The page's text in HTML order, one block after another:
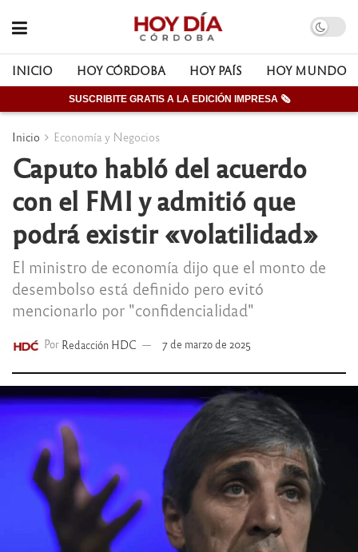
INICIO HOY CÓRDOBA HOY PAÍS HOY MUNDO
SUSCRIBITE GRATIS A LA EDICIÓN IMPRESA 🗞
Inicio Economía y Negocios
Caputo habló del acuerdo
con el FMI y admitió que
podrá existir «volatilidad»
El ministro de economía dijo que el monto de
desembolso está definido pero evitó
mencionarlo por "confidencialidad"
Por Redacción HDC 7 de marzo de 2025